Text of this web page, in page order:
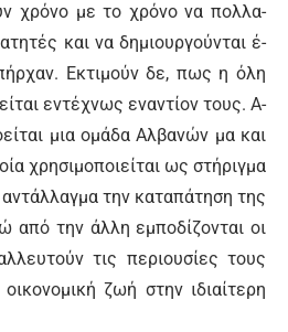
χρό­νο με το χρό­νο να πολ­λα­
και να δη­μιουρ­γού­νται έ­
Ε­κτι­μούν δε, πως η ό­λη
ε­ντέ­χνως ε­να­ντί­ον τους. Α­
μια ο­μά­δα Αλ­βα­νών μα και
χρη­σι­μο­ποιεί­ται ως στή­ριγ­μα
την κα­τα­πά­τη­ση της
α­πό την άλ­λη ε­μπο­δί­ζο­νται οι
τις πε­ριου­σί­ες τους
ζω­ή στην ι­διαί­τε­ρη